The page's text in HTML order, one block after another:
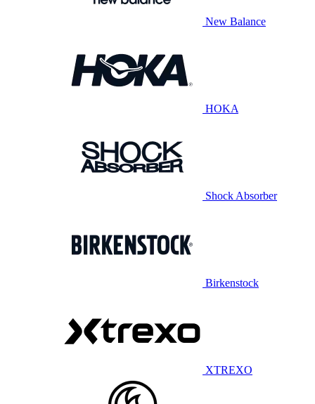
New Balance
HOKA
Shock Absorber
Birkenstock
XTREXO